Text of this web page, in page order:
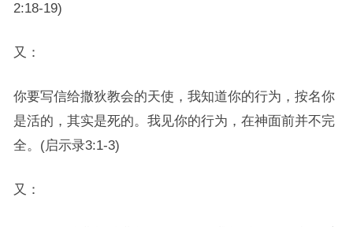
2:18-19)
又：
你要写信给撒狄教会的天使，我知道你的行为，按名你
是活的，其实是死的。我见你的行为，在神面前并不完
全。(启示录3:1-3)
又：